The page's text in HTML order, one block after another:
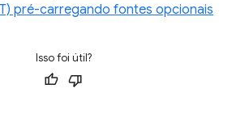
pré-carregando fontes opcionais
Isso foi útil?